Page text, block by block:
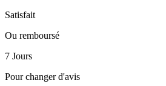
Satisfait
Ou remboursé
7 Jours
Pour changer d'avis